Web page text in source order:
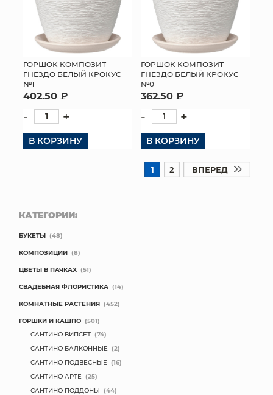
ГОРШОК КОМПОЗИТ
ГНЕЗДО БЕЛЫЙ КРОКУС
№1
402.50 ₽
- +
В КОРЗИНУ
ГОРШОК КОМПОЗИТ
ГНЕЗДО БЕЛЫЙ КРОКУС
№0
362.50 ₽
- +
В КОРЗИНУ
1 2 ВПЕРЕД
КАТЕГОРИИ:
БУКЕТЫ (48)
КОМПОЗИЦИИ (8)
ЦВЕТЫ В ПАЧКАХ (51)
СВАДЕБНАЯ ФЛОРИСТИКА (14)
КОМНАТНЫЕ РАСТЕНИЯ (452)
ГОРШКИ И КАШПО (501)
САНТИНО ВИПСЕТ (74)
САНТИНО БАЛКОННЫЕ (2)
САНТИНО ПОДВЕСНЫЕ (16)
САНТИНО АРТЕ (25)
САНТИНО ПОДДОНЫ (44)